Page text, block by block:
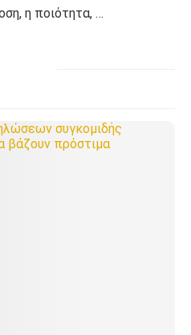
η ποιότητα, …